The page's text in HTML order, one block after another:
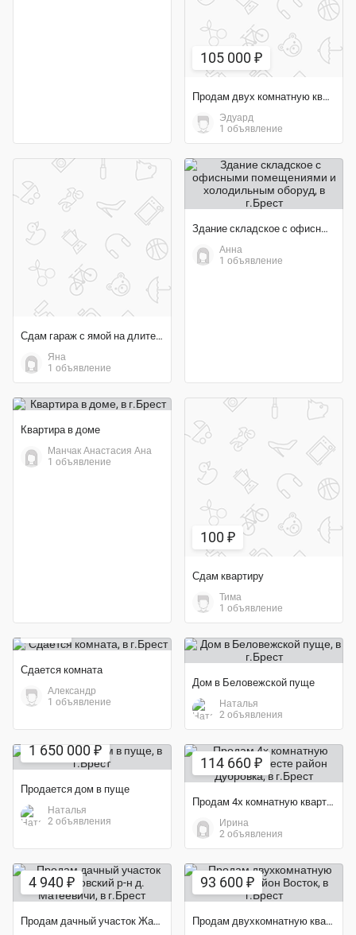
105 000 ₽
Продам двух комнатную квартиру, Брест, ул Янки Купалы
Эдуард
1 объявление
Сдам гараж с ямой на длительный срок
Яна
1 объявление
Здание складское с офисными помещениями и холодильным оборуд
Анна
1 объявление
Квартира в доме
Манчак Анастасия Ана
1 объявление
100 ₽
Сдам квартиру
Тима
1 объявление
Сдается комната
Александр
1 объявление
Дом в Беловежской пуще
Наталья
2 объявления
1 650 000 ₽
Продается дом в пуще
Наталья
2 объявления
114 660 ₽
Продам 4х комнатную квартиру в Бресте район Дубровка
Ирина
2 объявления
4 940 ₽
Продам дачный участок Жабинковский р-н д. Матеевичи
93 600 ₽
Продам двухкомнатную квартиру район Восток